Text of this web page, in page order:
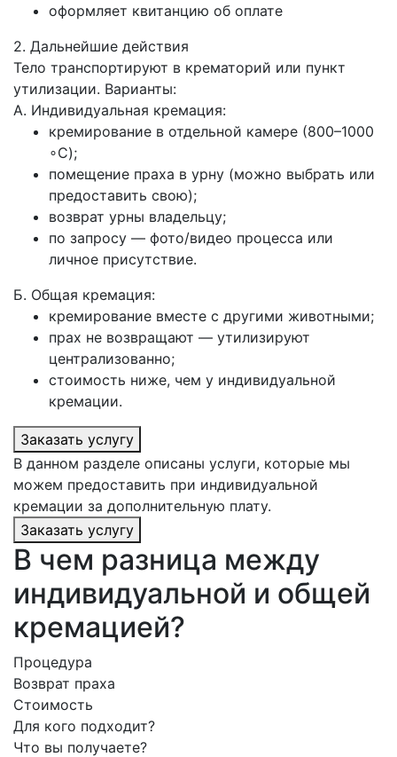
оформляет квитанцию об оплате
2. Дальнейшие действия
Тело транспортируют в крематорий или пункт
утилизации. Варианты:
А. Индивидуальная кремация:
кремирование в отдельной камере (800–1000
∘C);
помещение праха в урну (можно выбрать или
предоставить свою);
возврат урны владельцу;
по запросу — фото/видео процесса или
личное присутствие.
Б. Общая кремация:
кремирование вместе с другими животными;
прах не возвращают — утилизируют
централизованно;
стоимость ниже, чем у индивидуальной
кремации.
Заказать услугу
В данном разделе описаны услуги, которые мы
можем предоставить при индивидуальной
кремации за дополнительную плату.
Заказать услугу
В чем разница между
индивидуальной и общей
кремацией?
Процедура
Возврат праха
Стоимость
Для кого подходит?
Что вы получаете?